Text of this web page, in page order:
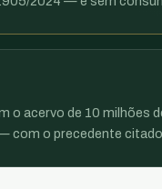
o acervo de 10 milhões
com o precedente